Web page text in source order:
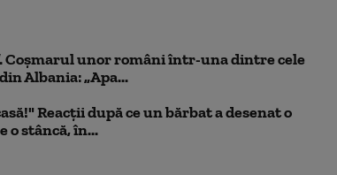
Coșmarul unor români într-una dintre cele
Albania: „Apa...
Reacţii după ce un bărbat a desenat o
o stâncă, în...